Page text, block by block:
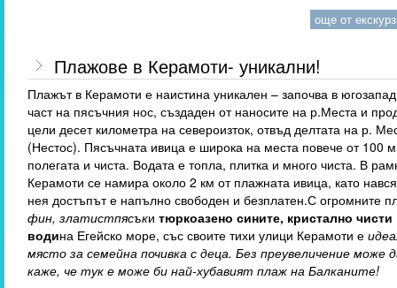
още от
Плажове в Керамоти- уникални!
Плажът в Керамоти е наистина уникален – започва в
част на пясъчния нос, създаден от наносите на р.Места и
цели десет километра на североизток, отвъд делтата на р.
(Нестос). Пясъчната ивица е широка на места повече от 100
полегата и чиста. Водата е топла, плитка и много чиста. В
Керамоти се намира около 2 км от плажната ивица, като
нея достъпът е напълно свободен и безплатен.С огромните
фин,златистпясъки тюркоазено сините, кристално чисти
водина Егейско море, със своите тихи улици Керамоти е
място за семейна почивка с деца. Без преувеличение може
каже, че тук е може би най-хубавият плаж на Балканите!